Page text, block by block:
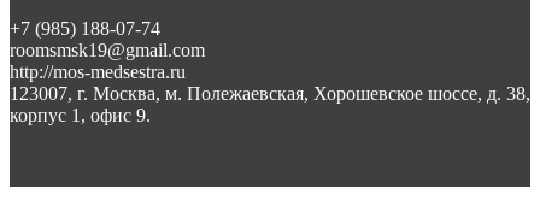
+7 (985) 188-07-74
roomsmsk19@gmail.com
http://mos-medsestra.ru
123007, г. Москва, м. Полежаевская, Хорошевское шоссе, д. 38,
корпус 1, офис 9.